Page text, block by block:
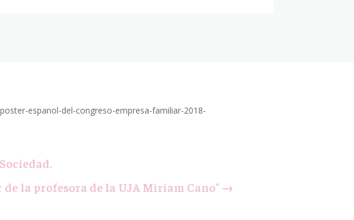
espanol-del-congreso-empresa-familiar-2018-
la profesora de la UJA Miriam Cano"→